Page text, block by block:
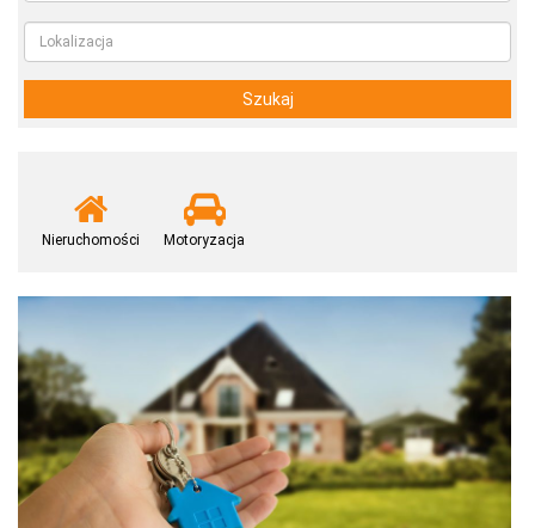
Szukaj
Nieruchomości Motoryzacja